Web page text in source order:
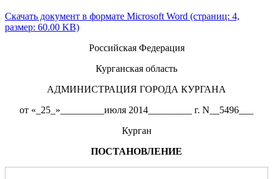
Скачать документ в формате Microsoft Word (страниц: 4,
размер: 60.00 KB)
Российская Федерация
Курганская область
АДМИНИСТРАЦИЯ ГОРОДА КУРГАНА
от «_25_»_________июля 2014_________ г. N__5496___
Курган
ПОСТАНОВЛЕНИЕ